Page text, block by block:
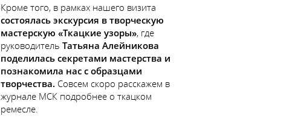
Кроме того, в рамках нашего визита
состоялась экскурсия в творческую
мастерскую «Ткацкие узоры», где
руководитель Татьяна Алейникова
поделилась секретами мастерства и
познакомила нас с образцами
творчества. Совсем скоро расскажем в
журнале МСК подробнее о ткацком
ремесле.